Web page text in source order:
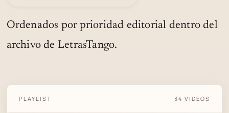
Ordenados por prioridad editorial dentro del
archivo de LetrasTango.
PLAYLIST 34 VIDEOS